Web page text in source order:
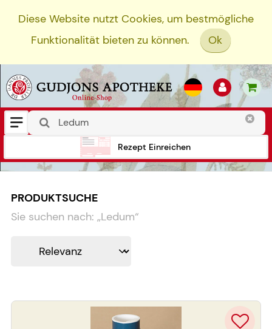
Diese Website nutzt Cookies, um bestmögliche
Funktionalität bieten zu können.
Ok
Rezept Einreichen
PRODUKTSUCHE
Sie suchen nach: „Ledum“